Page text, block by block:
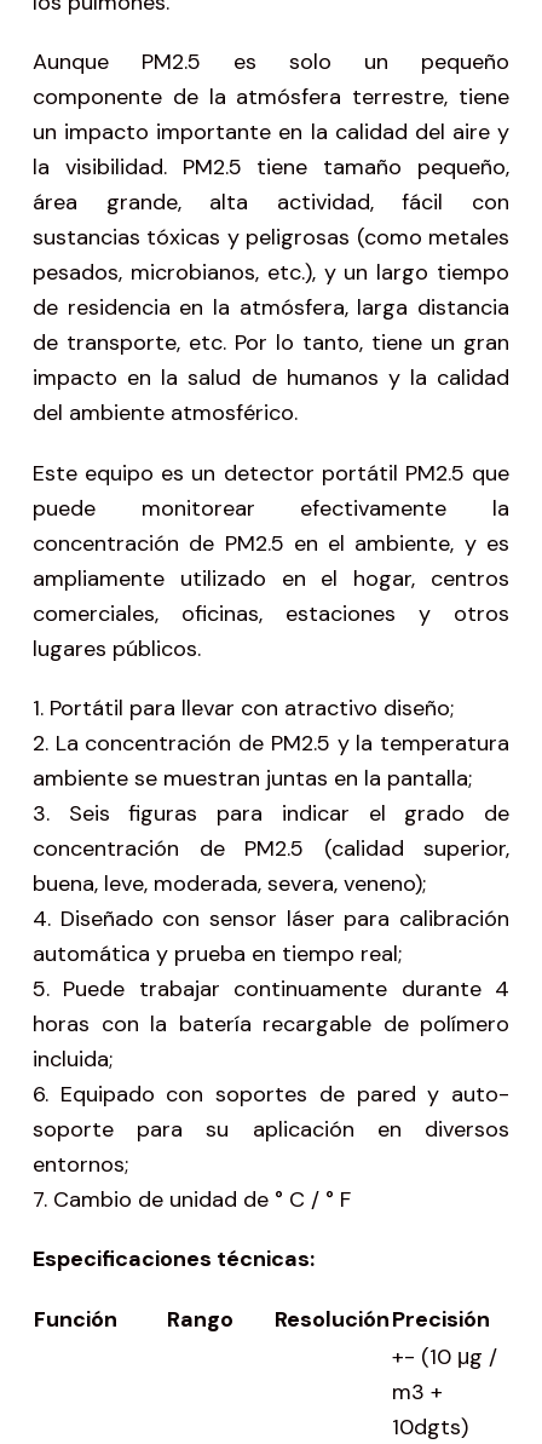
Aunque PM2.5 es solo un pequeño
componente de la atmósfera terrestre, tiene
un impacto importante en la calidad del aire y
la visibilidad. PM2.5 tiene tamaño pequeño,
área grande, alta actividad, fácil con
sustancias tóxicas y peligrosas (como metales
pesados, microbianos, etc.), y un largo tiempo
de residencia en la atmósfera, larga distancia
de transporte, etc. Por lo tanto, tiene un gran
impacto en la salud de humanos y la calidad
del ambiente atmosférico.
Este equipo es un detector portátil PM2.5 que
puede monitorear efectivamente la
concentración de PM2.5 en el ambiente, y es
ampliamente utilizado en el hogar, centros
comerciales, oficinas, estaciones y otros
lugares públicos.
1. Portátil para llevar con atractivo diseño;
2. La concentración de PM2.5 y la temperatura
ambiente se muestran juntas en la pantalla;
3. Seis figuras para indicar el grado de
concentración de PM2.5 (calidad superior,
buena, leve, moderada, severa, veneno);
4. Diseñado con sensor láser para calibración
automática y prueba en tiempo real;
5. Puede trabajar continuamente durante 4
horas con la batería recargable de polímero
incluida;
6. Equipado con soportes de pared y auto-
soporte para su aplicación en diversos
entornos;
7. Cambio de unidad de ° C / ° F
Especificaciones técnicas:
Función Rango ResoluciónPrecisión
+- (10 μg /
m3 +
10dgts)